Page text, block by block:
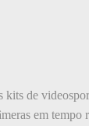
de
em